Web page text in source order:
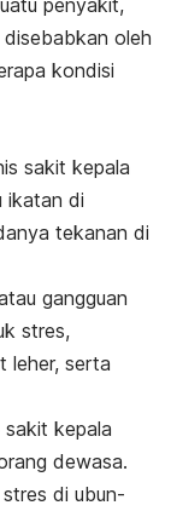
penyakit,
oleh
kondisi
sakit kepala
ikatan di
tekanan di
gangguan
stres,
leher, serta
sakit kepala
dewasa.
di ubun-